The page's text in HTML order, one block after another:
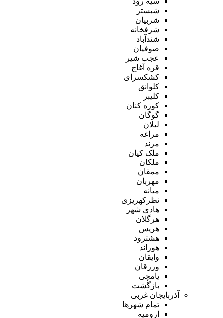
شبستر
شربیان
شرفخانه
شندآباد
صوفیان
عجب شیر
قره آغاج
کشکسرای
کلوانق
کلیبر
کوزه کنان
گوگان
لیلان
مراغه
مرند
ملک کیان
ملکان
ممقان
مهربان
میانه
نظرکهریزی
هادی شهر
هرگلان
هریس
هشترود
هوراند
وایقان
ورزقان
یامچی
بازگشت
آذربایجان غربی
تمام شهر‌ها
ارومیه